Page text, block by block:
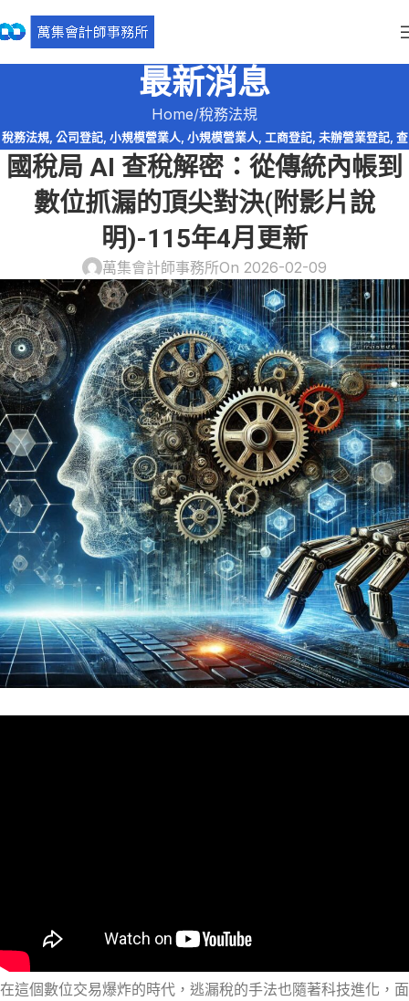
最新消息
Home 稅務法規
稅務法規, 公司登記, 小規模營業人, 小規模營業人, 工商登記, 未辦營業登記, 查
帳,營業登記, 營業稅,稅務違章,網路交易課稅,逃漏稅,電商系列
國稅局 AI 查稅解密：從傳統內帳到
數位抓漏的頂尖對決(附影片說
明)-115年4月更新
萬集會計師事務所On 2026-02-09
在這個數位交易爆炸的時代，逃漏稅的手法也隨著科技進化，面